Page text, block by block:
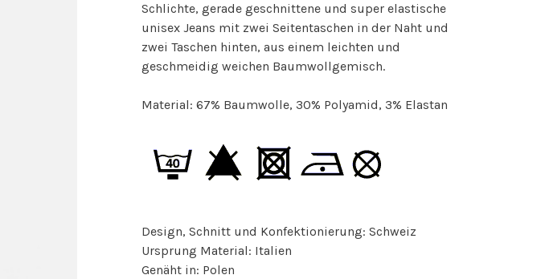
Schlichte, gerade geschnittene und super elastische
unisex Jeans mit zwei Seitentaschen in der Naht und
zwei Taschen hinten, aus einem leichten und
geschmeidig weichen Baumwollgemisch.
Material: 67% Baumwolle, 30% Polyamid, 3% Elastan
Design, Schnitt und Konfektionierung: Schweiz
Ursprung Material: Italien
Genäht in: Polen